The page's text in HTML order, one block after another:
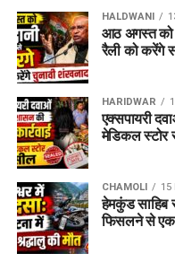
HALDWANI
आठ अगस्त को
रैली को करेंगे
HARIDWAR
एक्सपायरी
मेडिकल स्टोर
CHAMOLI 15
हेमकुंड साहिब
फिसलने से एक